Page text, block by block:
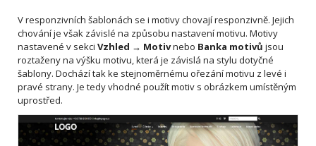
V responzivních šablonách se i motivy chovají responzivně. Jejich
chování je však závislé na způsobu nastavení motivu. Motivy
nastavené v sekci Vzhled → Motivnebo Banka motivů jsou
roztaženy na výšku motivu, která je závislá na stylu dotyčné
šablony. Dochází tak ke stejnoměrnému ořezání motivu z levé i
pravé strany. Je tedy vhodné použít motiv s obrázkem umístěným
uprostřed.